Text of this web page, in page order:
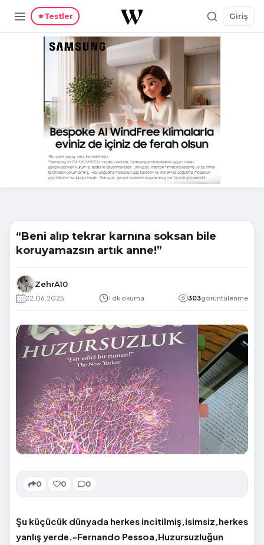
Testler Giriş
“Beni alıp tekrar karnına soksan bile
koruyamazsın artık anne!”
ZehrA10
22.06.2025 1 dk okuma 303görüntülenme
0 0 0
Şu küçücük dünyada herkes incitilmiş,isimsiz,herkes
yanlış yerde.-Fernando Pessoa,Huzursuzluğun